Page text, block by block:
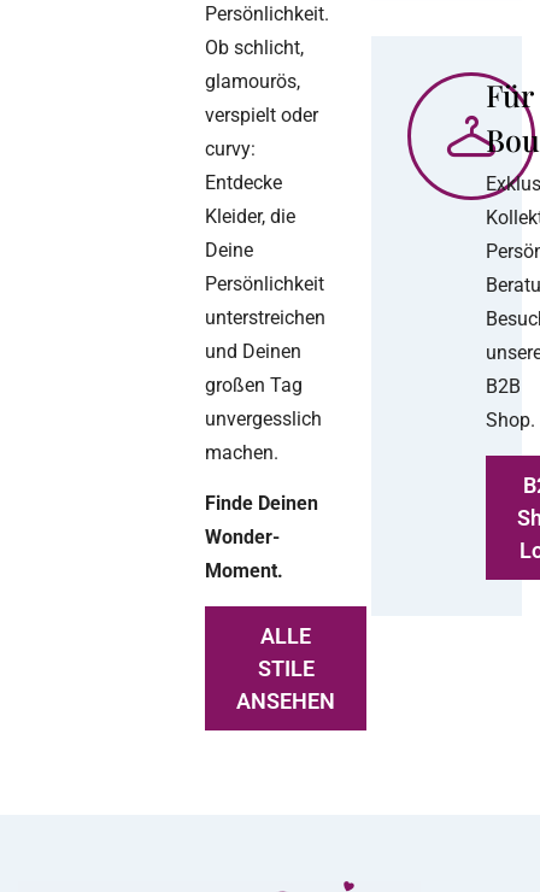
Persönlichkeit.
Ob schlicht,
glamourös,
verspielt oder
curvy:
Entdecke
Kleider, die
Deine
Persönlichkeit
unterstreichen
und Deinen
großen Tag
unvergesslich
machen.
Finde Deinen
Wonder-
Moment.
ALLE
STILE
ANSEHEN
Für
B2B
Shop.